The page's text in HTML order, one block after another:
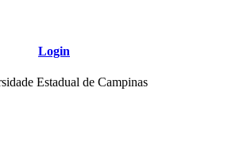
Login
Estadual de Campinas